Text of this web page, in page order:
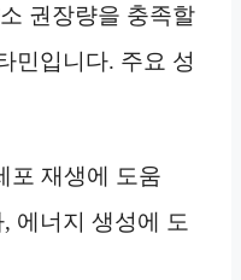
권장량을 충족할
민입니다. 주요 성
포 재생에 도움
에너지 생성에 도